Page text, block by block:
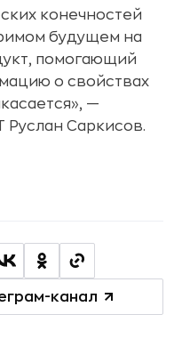
конечностей
будущем на
помогающий
о свойствах
—
Саркисов.
канал